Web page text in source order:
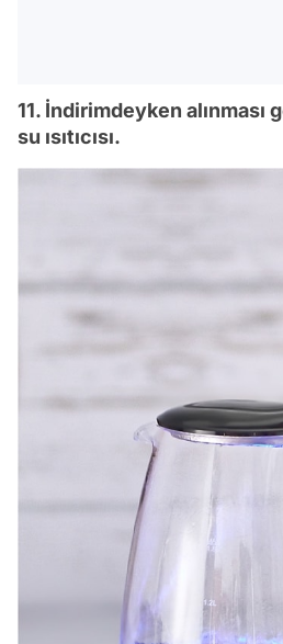
11. İndirimdeyken alınması
su ısıtıcısı.